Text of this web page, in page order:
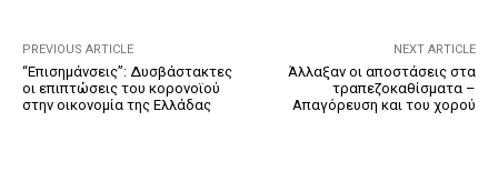
PREVIOUS ARTICLE
“Επισημάνσεις”: Δυσβάστακτες
οι επιπτώσεις του κορονοϊού
στην οικονομία της Ελλάδας
NEXT ARTICLE
Άλλαξαν οι αποστάσεις στα
τραπεζοκαθίσματα –
Απαγόρευση και του χορού